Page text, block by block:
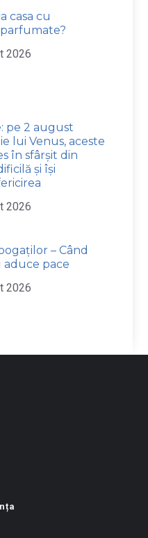
casa cu
2026
pe 2 august
lui Venus, aceste
în sfârșit din
și își
2026
– Când
aduce pace
2026